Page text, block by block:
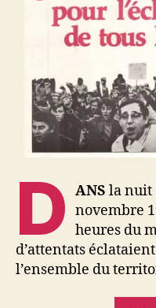
D ANS la nuit
novembre
heures du
d’attentats
l’ensemble du